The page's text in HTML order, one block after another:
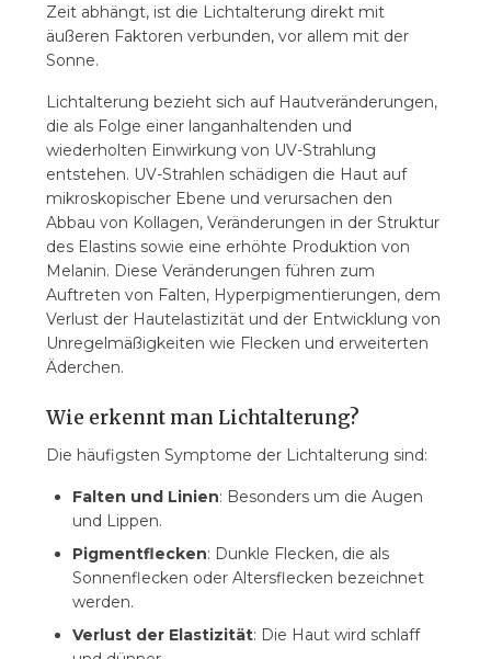
Zeit abhängt, ist die Lichtalterung direkt mit
äußeren Faktoren verbunden, vor allem mit der
Sonne.
Lichtalterung bezieht sich auf Hautveränderungen,
die als Folge einer langanhaltenden und
wiederholten Einwirkung von UV-Strahlung
entstehen. UV-Strahlen schädigen die Haut auf
mikroskopischer Ebene und verursachen den
Abbau von Kollagen, Veränderungen in der Struktur
des Elastins sowie eine erhöhte Produktion von
Melanin. Diese Veränderungen führen zum
Auftreten von Falten, Hyperpigmentierungen, dem
Verlust der Hautelastizität und der Entwicklung von
Unregelmäßigkeiten wie Flecken und erweiterten
Äderchen.
Wie erkennt man Lichtalterung?
Die häufigsten Symptome der Lichtalterung sind:
Falten und Linien: Besonders um die Augen
und Lippen.
Pigmentflecken: Dunkle Flecken, die als
Sonnenflecken oder Altersflecken bezeichnet
werden.
Verlust der Elastizität: Die Haut wird schlaff